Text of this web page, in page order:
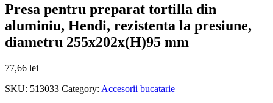
Presa pentru preparat tortilla din
aluminiu, Hendi, rezistenta la presiune,
diametru 255x202x(H)95 mm
77,66 lei
SKU: 513033 Category: Accesorii bucatarie